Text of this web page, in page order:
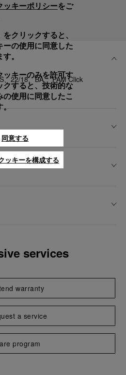
、22/18、BA、 PAM Click
services
warranty
a service
program
ッキーポリシーをご
をクリックすると、
ーの使用に同意した
。
ッキーのみを許可す
クすると、技術的な
の使用に同意したこ
同意する
ッキーを構成する